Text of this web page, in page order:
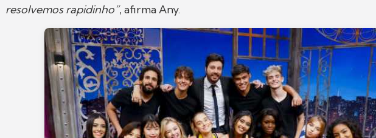
resolvemos rapidinho”, afirma Any.